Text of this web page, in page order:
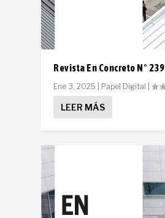
Revista En Concreto N° 239
Ene 3, 2025 Papel Digital |
LEER MÁS